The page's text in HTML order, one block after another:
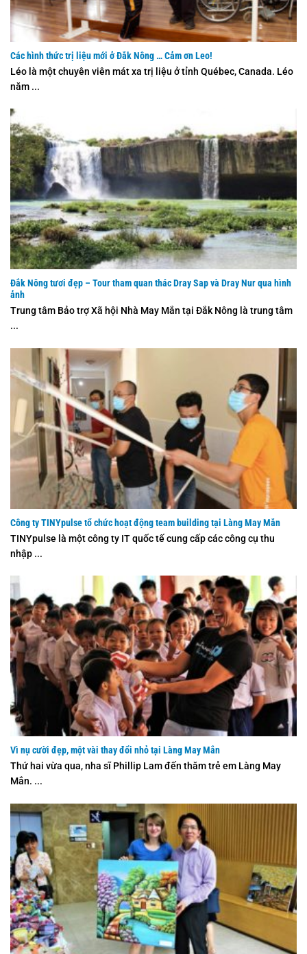
Các hình thức trị liệu mới ở Đắk Nông … Cảm ơn Leo!
Léo là một chuyên viên mát xa trị liệu ở tỉnh Québec, Canada. Léo
năm ...
Đắk Nông tươi đẹp – Tour tham quan thác Dray Sap và Dray Nur qua hình
ảnh
Trung tâm Bảo trợ Xã hội Nhà May Mắn tại Đắk Nông là trung tâm
...
Công ty TINYpulse tổ chức hoạt động team building tại Làng May Mắn
TINYpulse là một công ty IT quốc tế cung cấp các công cụ thu
nhập ...
Vì nụ cười đẹp, một vài thay đổi nhỏ tại Làng May Mắn
Thứ hai vừa qua, nha sĩ Phillip Lam đến thăm trẻ em Làng May
Mắn. ...